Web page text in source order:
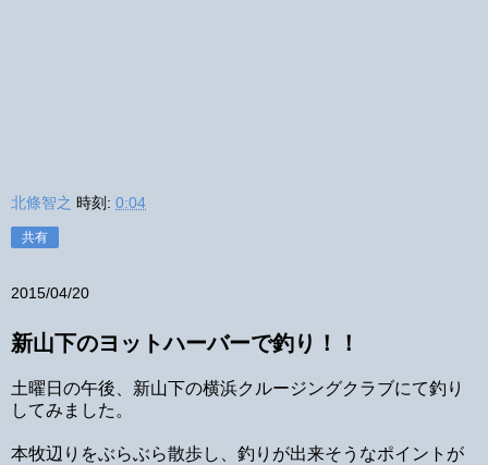
北條智之 時刻: 0:04
共有
2015/04/20
新山下のヨットハーバーで釣り！！
土曜日の午後、新山下の横浜クルージングクラブにて釣り
してみました。
本牧辺りをぶらぶら散歩し、釣りが出来そうなポイントが